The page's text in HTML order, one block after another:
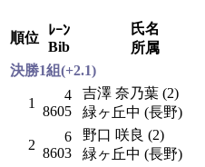
順位
ﾚｰﾝ
Bib
氏名
所属
決勝1組(+2.1)
1
4
8605
吉澤 奈乃葉 (2)
緑ヶ丘中 (長野)
2
6
8603
野口 咲良 (2)
緑ヶ丘中 (長野)